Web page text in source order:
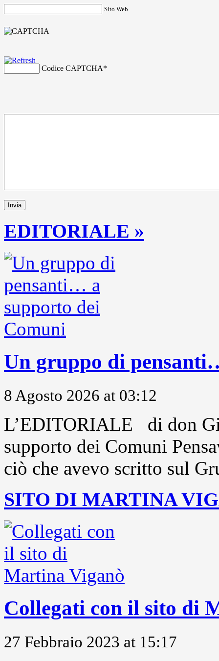
Sito Web
Codice CAPTCHA*
EDITORIALE »
Un gruppo di
8 Agosto 2026 at 03:12
L’EDITORIALE di don
supporto dei Comuni
ciò che avevo scritto sul
SITO DI MARTINA
Collegati con il sito di
27 Febbraio 2023 at 15:17